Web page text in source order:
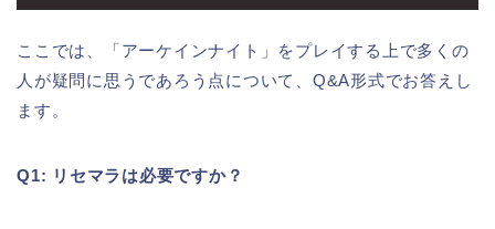
ここでは、「アーケインナイト」をプレイする上で多くの
人が疑問に思うであろう点について、Q&A形式でお答えし
ます。
Q1: リセマラは必要ですか？